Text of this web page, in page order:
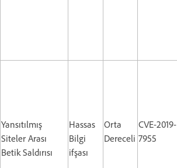
Yansıtılmış
Siteler Arası
Betik Saldırısı
Hassas
Bilgi
ifşası
Orta
Dereceli
CVE-2019-
7955